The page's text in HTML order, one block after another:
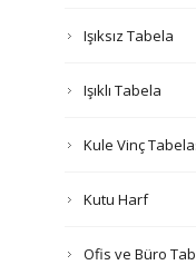
Işıksız Tabela
Işıklı Tabela
Kule Vinç
Kutu Harf
Ofis ve Büro